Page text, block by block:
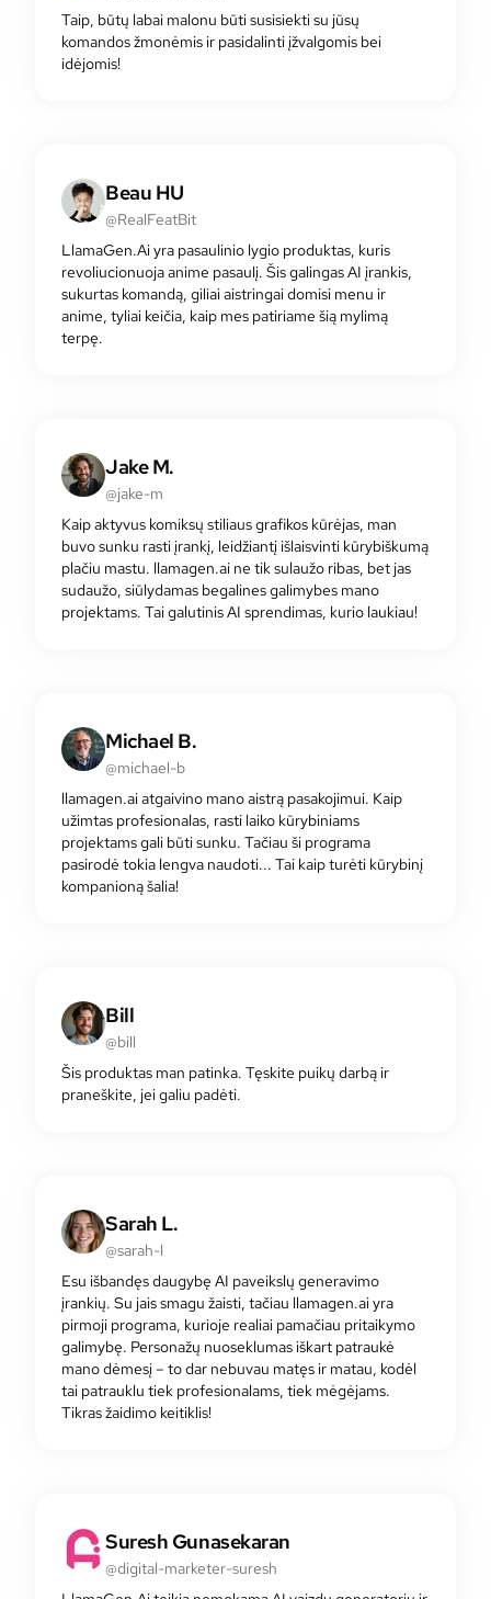
Taip, būtų labai malonu būti susisiekti su jūsų
komandos žmonėmis ir pasidalinti įžvalgomis bei
idėjomis!
Beau HU
@RealFeatBit
LlamaGen.Ai yra pasaulinio lygio produktas, kuris
revoliucionuoja anime pasaulį. Šis galingas AI įrankis,
sukurtas komandą, giliai aistringai domisi menu ir
anime, tyliai keičia, kaip mes patiriame šią mylimą
terpę.
Jake M.
@jake-m
Kaip aktyvus komiksų stiliaus grafikos kūrėjas, man
buvo sunku rasti įrankį, leidžiantį išlaisvinti kūrybiškumą
plačiu mastu. llamagen.ai ne tik sulaužo ribas, bet jas
sudaužo, siūlydamas begalines galimybes mano
projektams. Tai galutinis AI sprendimas, kurio laukiau!
Michael B.
@michael-b
llamagen.ai atgaivino mano aistrą pasakojimui. Kaip
užimtas profesionalas, rasti laiko kūrybiniams
projektams gali būti sunku. Tačiau ši programa
pasirodė tokia lengva naudoti... Tai kaip turėti kūrybinį
kompanioną šalia!
Bill
@bill
Šis produktas man patinka. Tęskite puikų darbą ir
praneškite, jei galiu padėti.
Sarah L.
@sarah-l
Esu išbandęs daugybę AI paveikslų generavimo
įrankių. Su jais smagu žaisti, tačiau llamagen.ai yra
pirmoji programa, kurioje realiai pamačiau pritaikymo
galimybę. Personažų nuoseklumas iškart patraukė
mano dėmesį – to dar nebuvau matęs ir matau, kodėl
tai patrauklu tiek profesionalams, tiek mėgėjams.
Tikras žaidimo keitiklis!
Suresh Gunasekaran
@digital-marketer-suresh